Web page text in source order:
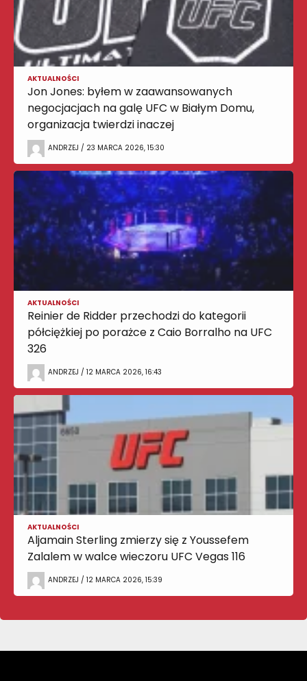
AKTUALNOŚCI
Jon Jones: byłem w zaawansowanych
negocjacjach na galę UFC w Białym Domu,
organizacja twierdzi inaczej
ANDRZEJ / 23 MARCA 2026, 15:30
AKTUALNOŚCI
Reinier de Ridder przechodzi do kategorii
półciężkiej po porażce z Caio Borralho na UFC
326
ANDRZEJ / 12 MARCA 2026, 16:43
AKTUALNOŚCI
Aljamain Sterling zmierzy się z Youssefem
Zalalem w walce wieczoru UFC Vegas 116
ANDRZEJ / 12 MARCA 2026, 15:39